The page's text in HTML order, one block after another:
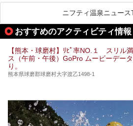
阿蘇山麓の南阿蘇村の「地獄
荘」から400mほど離れた「
館」の2軒は、この地震によ
期は孤立状態に。もしかした
温泉」と「垂玉温泉」の名前
ん。
この2軒は今どうなっている
獄温泉 青風荘．」「垂玉温泉
します。
ニフティ温泉ニュース
おすすめのアクティビティ情報
【熊本・球磨村】ﾘﾋﾟ率NO.１ スリル
ス（午前・午後）GoPro ムービーデー
り。
熊本県球磨郡球磨村大字渡乙1498-1